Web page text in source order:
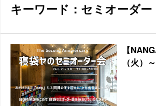
キーワード：セミオーダー
【
（火）